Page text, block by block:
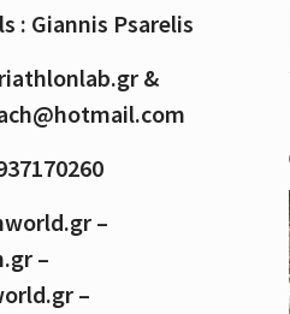
: Giannis Psarelis
&
–
–
–